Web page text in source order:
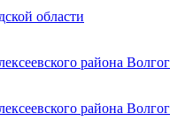
области
района
района